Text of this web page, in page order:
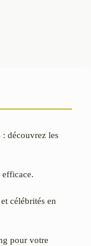
découvrez les
célébrités en
pour votre